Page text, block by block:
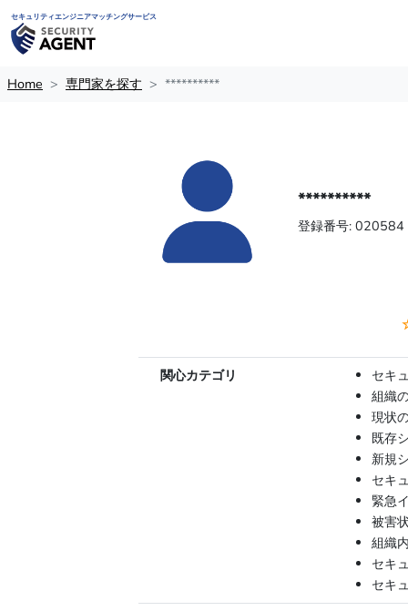
セキュリティエンジニアマッチングサービス
Home 専門家を探す **********
**********
登録番号: 020584
関心カテゴリ
セキ
組織
現状
既存
新規
セキ
緊急
被害
組織
セキ
セキ